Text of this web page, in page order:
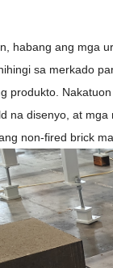
habang ang mga
sa merkado
produkto.
na disenyo, at
non-fired brick